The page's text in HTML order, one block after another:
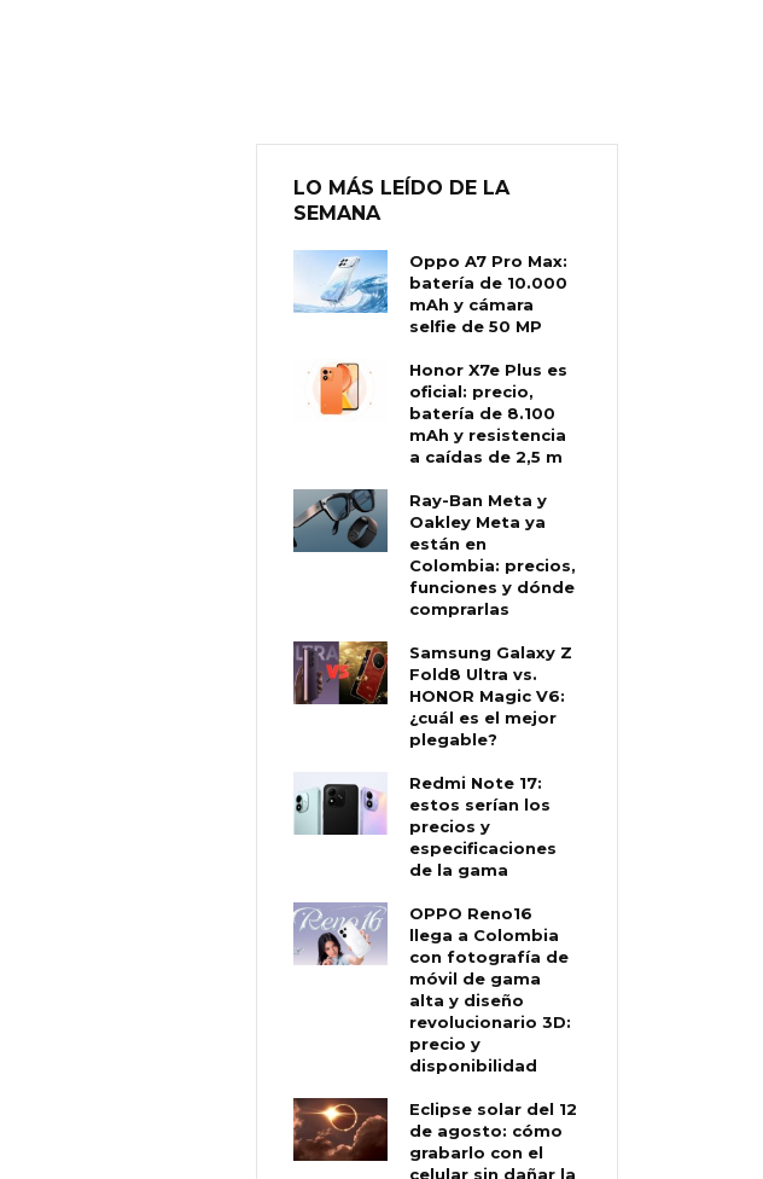
LO MÁS LEÍDO DE LA
SEMANA
Oppo A7 Pro Max:
batería de 10.000
mAh y cámara
selfie de 50 MP
Honor X7e Plus es
oficial: precio,
batería de 8.100
mAh y resistencia
a caídas de 2,5 m
Ray-Ban Meta y
Oakley Meta ya
están en
Colombia: precios,
funciones y dónde
comprarlas
Samsung Galaxy Z
Fold8 Ultra vs.
HONOR Magic V6:
¿cuál es el mejor
plegable?
Redmi Note 17:
estos serían los
precios y
especificaciones
de la gama
OPPO Reno16
llega a Colombia
con fotografía de
móvil de gama
alta y diseño
revolucionario 3D:
precio y
disponibilidad
Eclipse solar del 12
de agosto: cómo
grabarlo con el
celular sin dañar la